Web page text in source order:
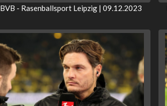
BVB - Rasenballsport Leipzig | 09.12.2023